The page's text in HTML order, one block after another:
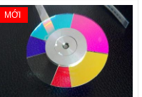
MỚI